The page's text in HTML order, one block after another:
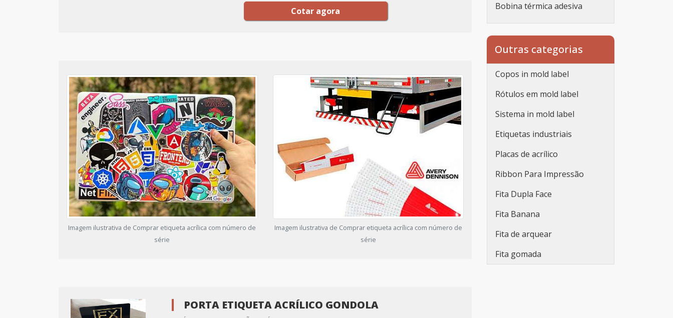
Cotar agora
Imagem ilustrativa de Comprar etiqueta acrílica com número de
série
Imagem ilustrativa de Comprar etiqueta acrílica com número de
série
PORTA ETIQUETA ACRÍLICO GONDOLA
Bobina térmica adesiva
Etiqueta adesiva
personalizada
Etiqueta adesiva
personalizada rolo
Adesivos personalizados
adesivas promocionais
Etiqueta adesiva redonda
personalizado
Etiqueta adesiva branca
Etiqueta adesiva branca a4
Lacre de segurança adesivo
Outras categorias
Copos in mold label
Rótulos em mold label
Sistema in mold label
Etiquetas industriais
Placas de acrílico
Ribbon Para Impressão
Fita Dupla Face
Fita Banana
Fita de arquear
Fita gomada